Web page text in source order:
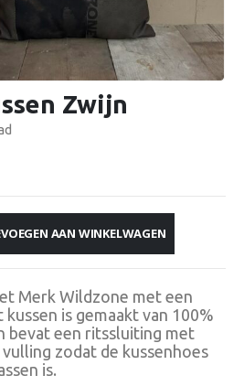
Zwijn
AAN WINKELWAGEN
Merk Wildzone met een
is gemaakt van 100%
bevat een ritssluiting met
zodat de kussenhoes
is.